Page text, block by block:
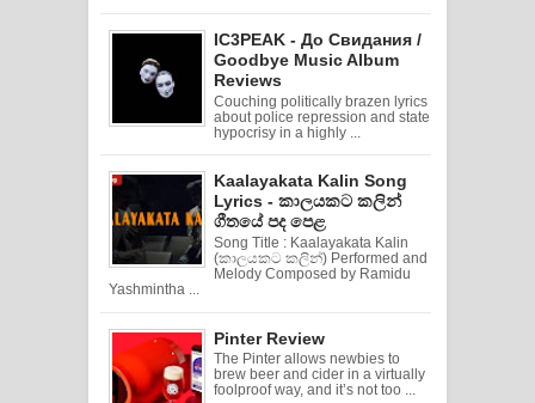
IC3PEAK - До Свидания /
Goodbye Music Album
Reviews
Couching politically brazen lyrics
about police repression and state
hypocrisy in a highly ...
Kaalayakata Kalin Song
Lyrics - කාලයකට කලින්
ගීතයේ පද පෙළ
Song Title : Kaalayakata Kalin
(කාලයකට කලින්) Performed and
Melody Composed by Ramidu
Yashmintha ...
Pinter Review
The Pinter allows newbies to
brew beer and cider in a virtually
foolproof way, and it’s not too ...